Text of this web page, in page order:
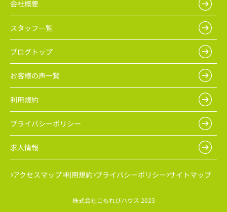
会社概要
スタッフ一覧
ブログトップ
お客様の声一覧
利用規約
プライバシーポリシー
求人情報
アクセスマップ 利用規約 プライバシーポリシー サイトマップ
株式会社こもれびハウス 2023